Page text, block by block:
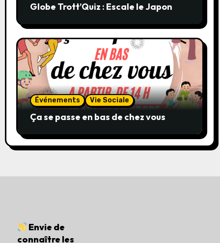
Globe Trott’Quiz : Escale le Japon
Événements Vie Sociale
Ça se passe en bas de chez vous
Envie de
connaître les